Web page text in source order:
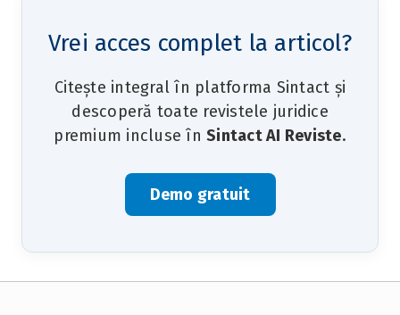
Vrei acces complet la articol?
Citește integral în platforma Sintact și
descoperă toate revistele juridice
premium incluse în Sintact AI Reviste.
Demo gratuit